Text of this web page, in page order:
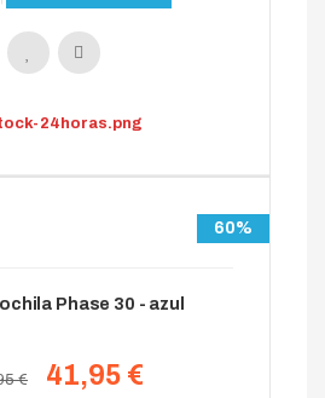
60%
Phase 30 - azul
€ 41,95 €